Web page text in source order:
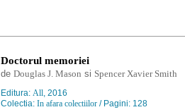
Doctorul memoriei
de Douglas J. Mason si Spencer Xavier Smith
Editura: All, 2016
Colectia: In afara colectiilor / Pagini: 128